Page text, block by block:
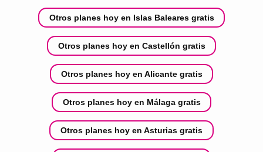
Otros planes hoy en Islas Baleares gratis
Otros planes hoy en Castellón gratis
Otros planes hoy en Alicante gratis
Otros planes hoy en Málaga gratis
Otros planes hoy en Asturias gratis